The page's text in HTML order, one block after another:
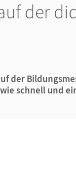
der
der
schnell und